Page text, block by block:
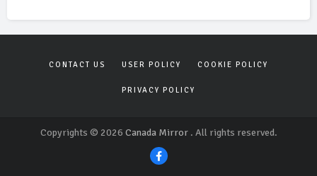
CONTACT US USER POLICY COOKIE POLICY
PRIVACY POLICY
Copyrights © 2026 Canada Mirror. All rights reserved.